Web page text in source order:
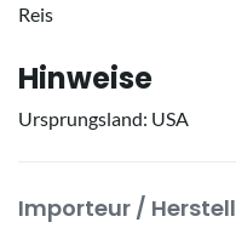
Reis
Hinweise
Ursprungsland: USA
Importeur /